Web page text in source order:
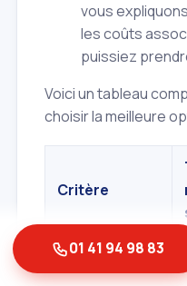
vous
les coûts
puissiez
Voici un tableau
choisir la meilleure
Critère
01 41 94 98 83